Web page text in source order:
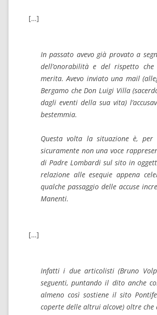
[…]
In passato avevo già provato a
dell’onorabilità e del rispetto che
merita. Avevo inviato una mail
Bergamo che Don Luigi Villa
dagli eventi della sua vita)
bestemmia.
Questa volta la situazione è,
sicuramente non una voce
di Padre Lombardi sul sito in
relazione alle esequie appena
qualche passaggio delle accuse
Manenti.
[…]
Infatti i due articolisti (Bruno
seguenti, puntando il dito anche
almeno così sostiene il sito
coperte delle altrui alcove) oltre che